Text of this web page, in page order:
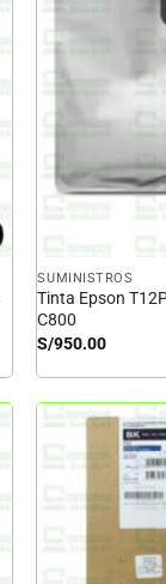
SUMINISTROS
Tinta Epson
C800
S/950.00